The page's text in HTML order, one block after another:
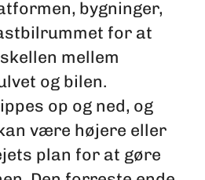
bygninger,
for at
mellem
og bilen.
op og ned, og
være højere eller
plan for at gøre